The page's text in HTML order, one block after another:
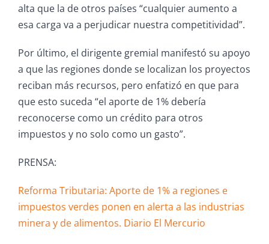
alta que la de otros países “cualquier aumento a
esa carga va a perjudicar nuestra competitividad”.
Por último, el dirigente gremial manifestó su apoyo
a que las regiones donde se localizan los proyectos
reciban más recursos, pero enfatizó en que para
que esto suceda “el aporte de 1% debería
reconocerse como un crédito para otros
impuestos y no solo como un gasto”.
PRENSA:
Reforma Tributaria: Aporte de 1% a regiones e
impuestos verdes ponen en alerta a las industrias
minera y de alimentos. Diario El Mercurio